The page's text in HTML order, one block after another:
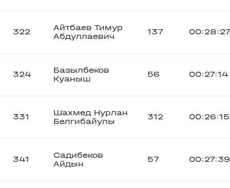
322
Айтбаев Тимур
Абдуллаевич
137 00:28:27
324
Базылбеков
Куаныш
56 00:27:14
331
Шахмед Нурлан
Белгибайулы
312 00:26:15
341
Садибеков
Айдын
57 00:27:39